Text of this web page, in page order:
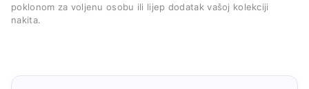
poklonom za voljenu osobu ili lijep dodatak vašoj kolekciji
nakita.